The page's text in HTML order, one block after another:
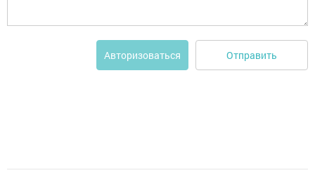
Авторизоваться Отправить